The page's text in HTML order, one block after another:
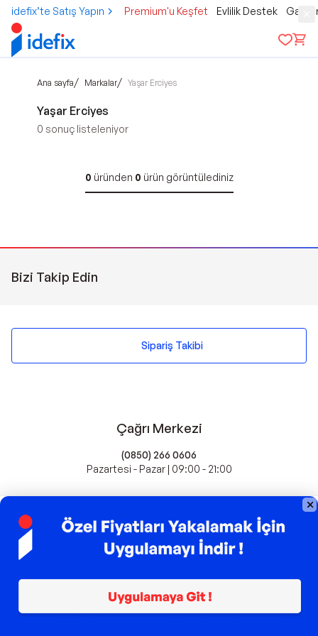
idefix’te Satış Yapın Premium'u Keşfet Evlilik Destek
Ana sayfa/ Markalar/ Yaşar Erciyes
Yaşar Erciyes
0 sonuç listeleniyor
0 üründen 0 ürün görüntülediniz
Bizi Takip Edin
Popüler Markalar
Farmasi
Xiaomi
Lavazza
Fashcolle
Pro Plan
Sipariş Takibi
Çağrı Merkezi
(0850) 266 0606
Pazartesi - Pazar | 09:00 - 21:00